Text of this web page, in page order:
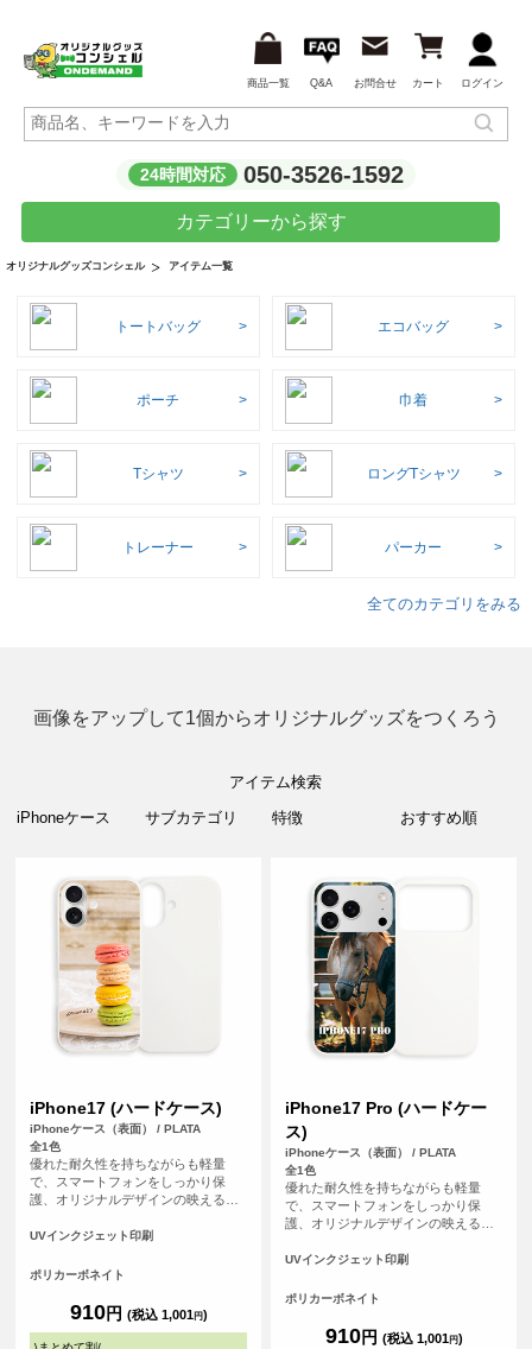
商品一覧 Q&A お問合せ カート ログイン
24時間対応 050-3526-1592
カテゴリーから探す
オリジナルグッズコンシェル アイテム一覧
トートバッグ エコバッグ
ポーチ 巾着
Tシャツ ロングTシャツ
トレーナー パーカー
全てのカテゴリをみる
画像をアップして1個からオリジナルグッズをつくろう
アイテム検索
iPhone17 (ハードケース)
iPhoneケース（表面） / PLATA
全1色
優れた耐久性を持ちながらも軽量
で、スマートフォンをしっかり保
護、オリジナルデザインの映えるオ
す。
UVインクジェット印刷
ポリカーボネイト
910円 (税込 1,001円)
iPhone17 Pro (ハードケー
ス)
iPhoneケース（表面） / PLATA
全1色
優れた耐久性を持ちながらも軽量
で、スマートフォンをしっかり保
護、オリジナルデザインの映えるオ
す。
UVインクジェット印刷
ポリカーボネイト
910円 (税込 1,001円)